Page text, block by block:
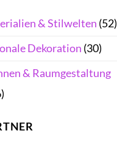
& Stilwelten (52)
Dekoration (30)
& Raumgestaltung